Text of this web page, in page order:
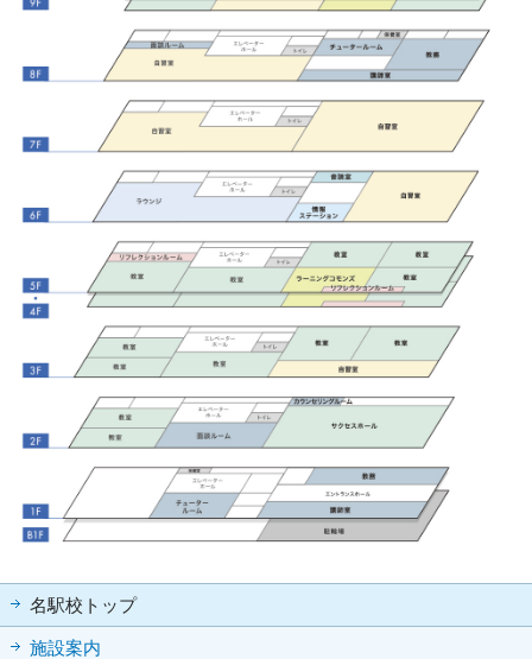
名駅校トップ
施設案内